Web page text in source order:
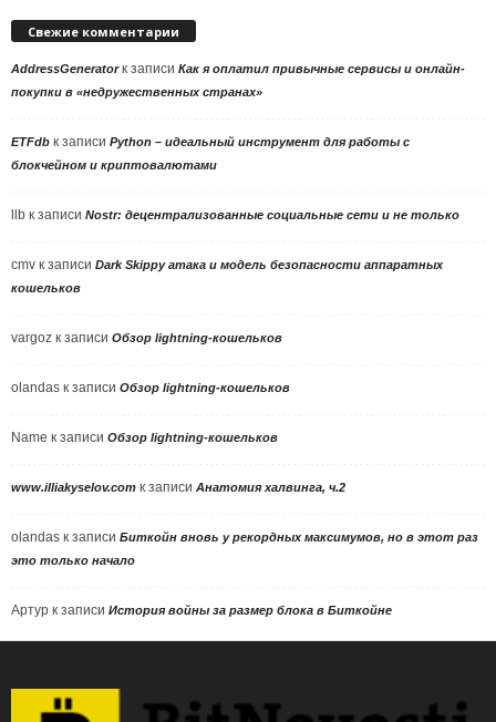
Свежие комментарии
AddressGeneratorк записи Как я оплатил привычные сервисы и онлайн-
покупки в «недружественных странах»
ETFdb к записи Python – идеальный инструмент для работы с
блокчейном и криптовалютами
llb к записи Nostr: децентрализованные социальные сети и не только
cmv к записи Dark Skippy атака и модель безопасности аппаратных
кошельков
vargoz к записи Обзор lightning-кошельков
olandas к записи Обзор lightning-кошельков
Name к записи Обзор lightning-кошельков
www.illiakyselov.com к записи Анатомия халвинга, ч.2
olandas к записи Биткойн вновь у рекордных максимумов, но в этот раз
это только начало
Артур к записи История войны за размер блока в Биткойне